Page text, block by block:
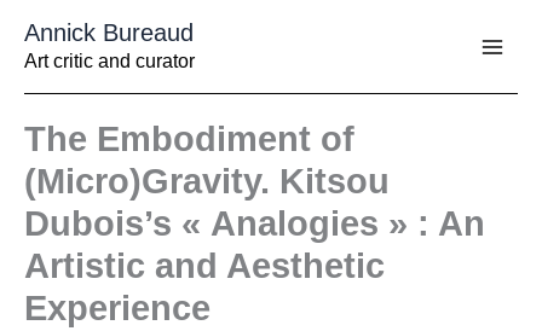
contenu
Annick Bureaud
Art critic and curator
The Embodiment of
(Micro)Gravity. Kitsou
Dubois’s « Analogies » : An
Artistic and Aesthetic
Experience